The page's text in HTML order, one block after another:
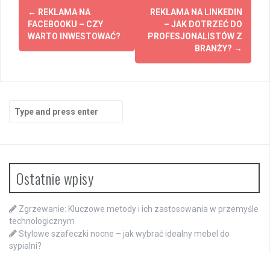
Post
navigation
← REKLAMA NA
FACEBOOKU – CZY
WARTO INWESTOWAĆ?
REKLAMA NA LINKEDIN
– JAK DOTRZEĆ DO
PROFESJONALISTÓW Z
BRANŻY? →
Search
for:
Ostatnie wpisy
Zgrzewanie: Kluczowe metody i ich zastosowania w przemyśle
technologicznym
Stylowe szafeczki nocne – jak wybrać idealny mebel do
sypialni?